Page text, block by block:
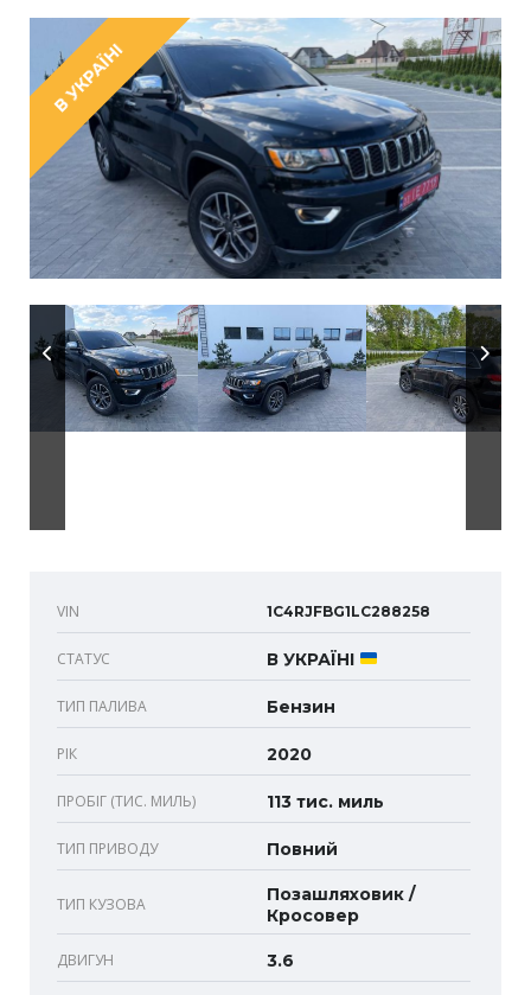
В УКРАЇНІ
VIN 1C4RJFBG1LC288258
СТАТУС В УКРАЇНІ
ТИП ПАЛИВА Бензин
РІК 2020
ПРОБІГ (ТИС. МИЛЬ) 113 тис. миль
ТИП ПРИВОДУ Повний
ТИП КУЗОВА
Позашляховик /
Кросовер
ДВИГУН 3.6